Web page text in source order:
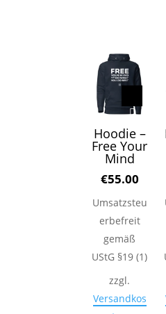
mehrere
Varianten
Die
Optionen
können
auf
der
gewählt
werden
Hoodie –
Free Your
Mind
€55.00
Umsatzsteu
erbefreit
gemäß
UStG §19 (1)
zzgl.
Versandkos